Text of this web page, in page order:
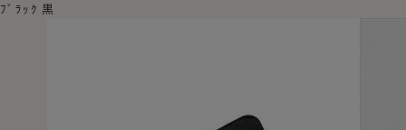
ﾌﾞﾗｯｸ 黒